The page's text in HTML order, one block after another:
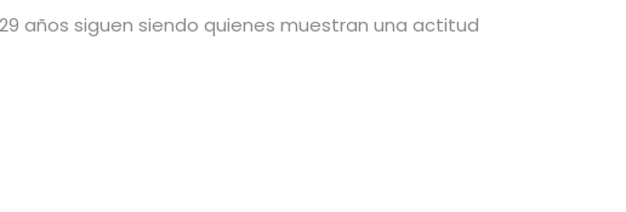
años siguen siendo quienes muestran una actitud